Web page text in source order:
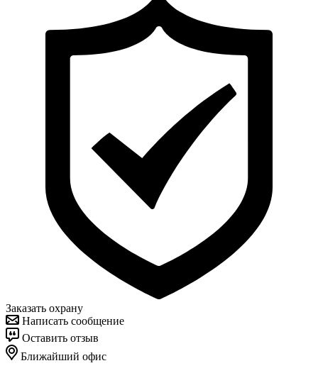
Заказать охрану
Написать сообщение
Оставить отзыв
Ближайший офис